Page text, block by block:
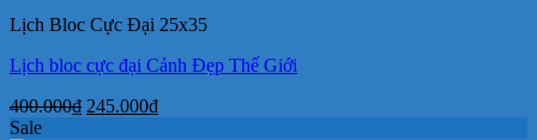
245.000₫.
Lịch Bloc Cực Đại 25x35
Lịch bloc cực đại Cảnh Đẹp Thế Giới
400.000₫ Giá
245.000₫Giá
Sale